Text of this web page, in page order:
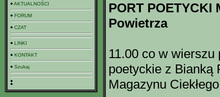
AKTUALNOŚCI
FORUM
CZAT
LINKI
KONTAKT
Szukaj
PORT POETYCKI
Powietrza
11.00 co w
poetyckie z Bianką
Magazynu